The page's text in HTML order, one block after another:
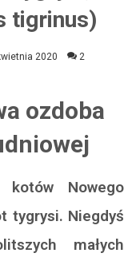
tigrinus)
2020 2
ozdoba
kotów Nowego
tygrysi. Niegdyś
małych